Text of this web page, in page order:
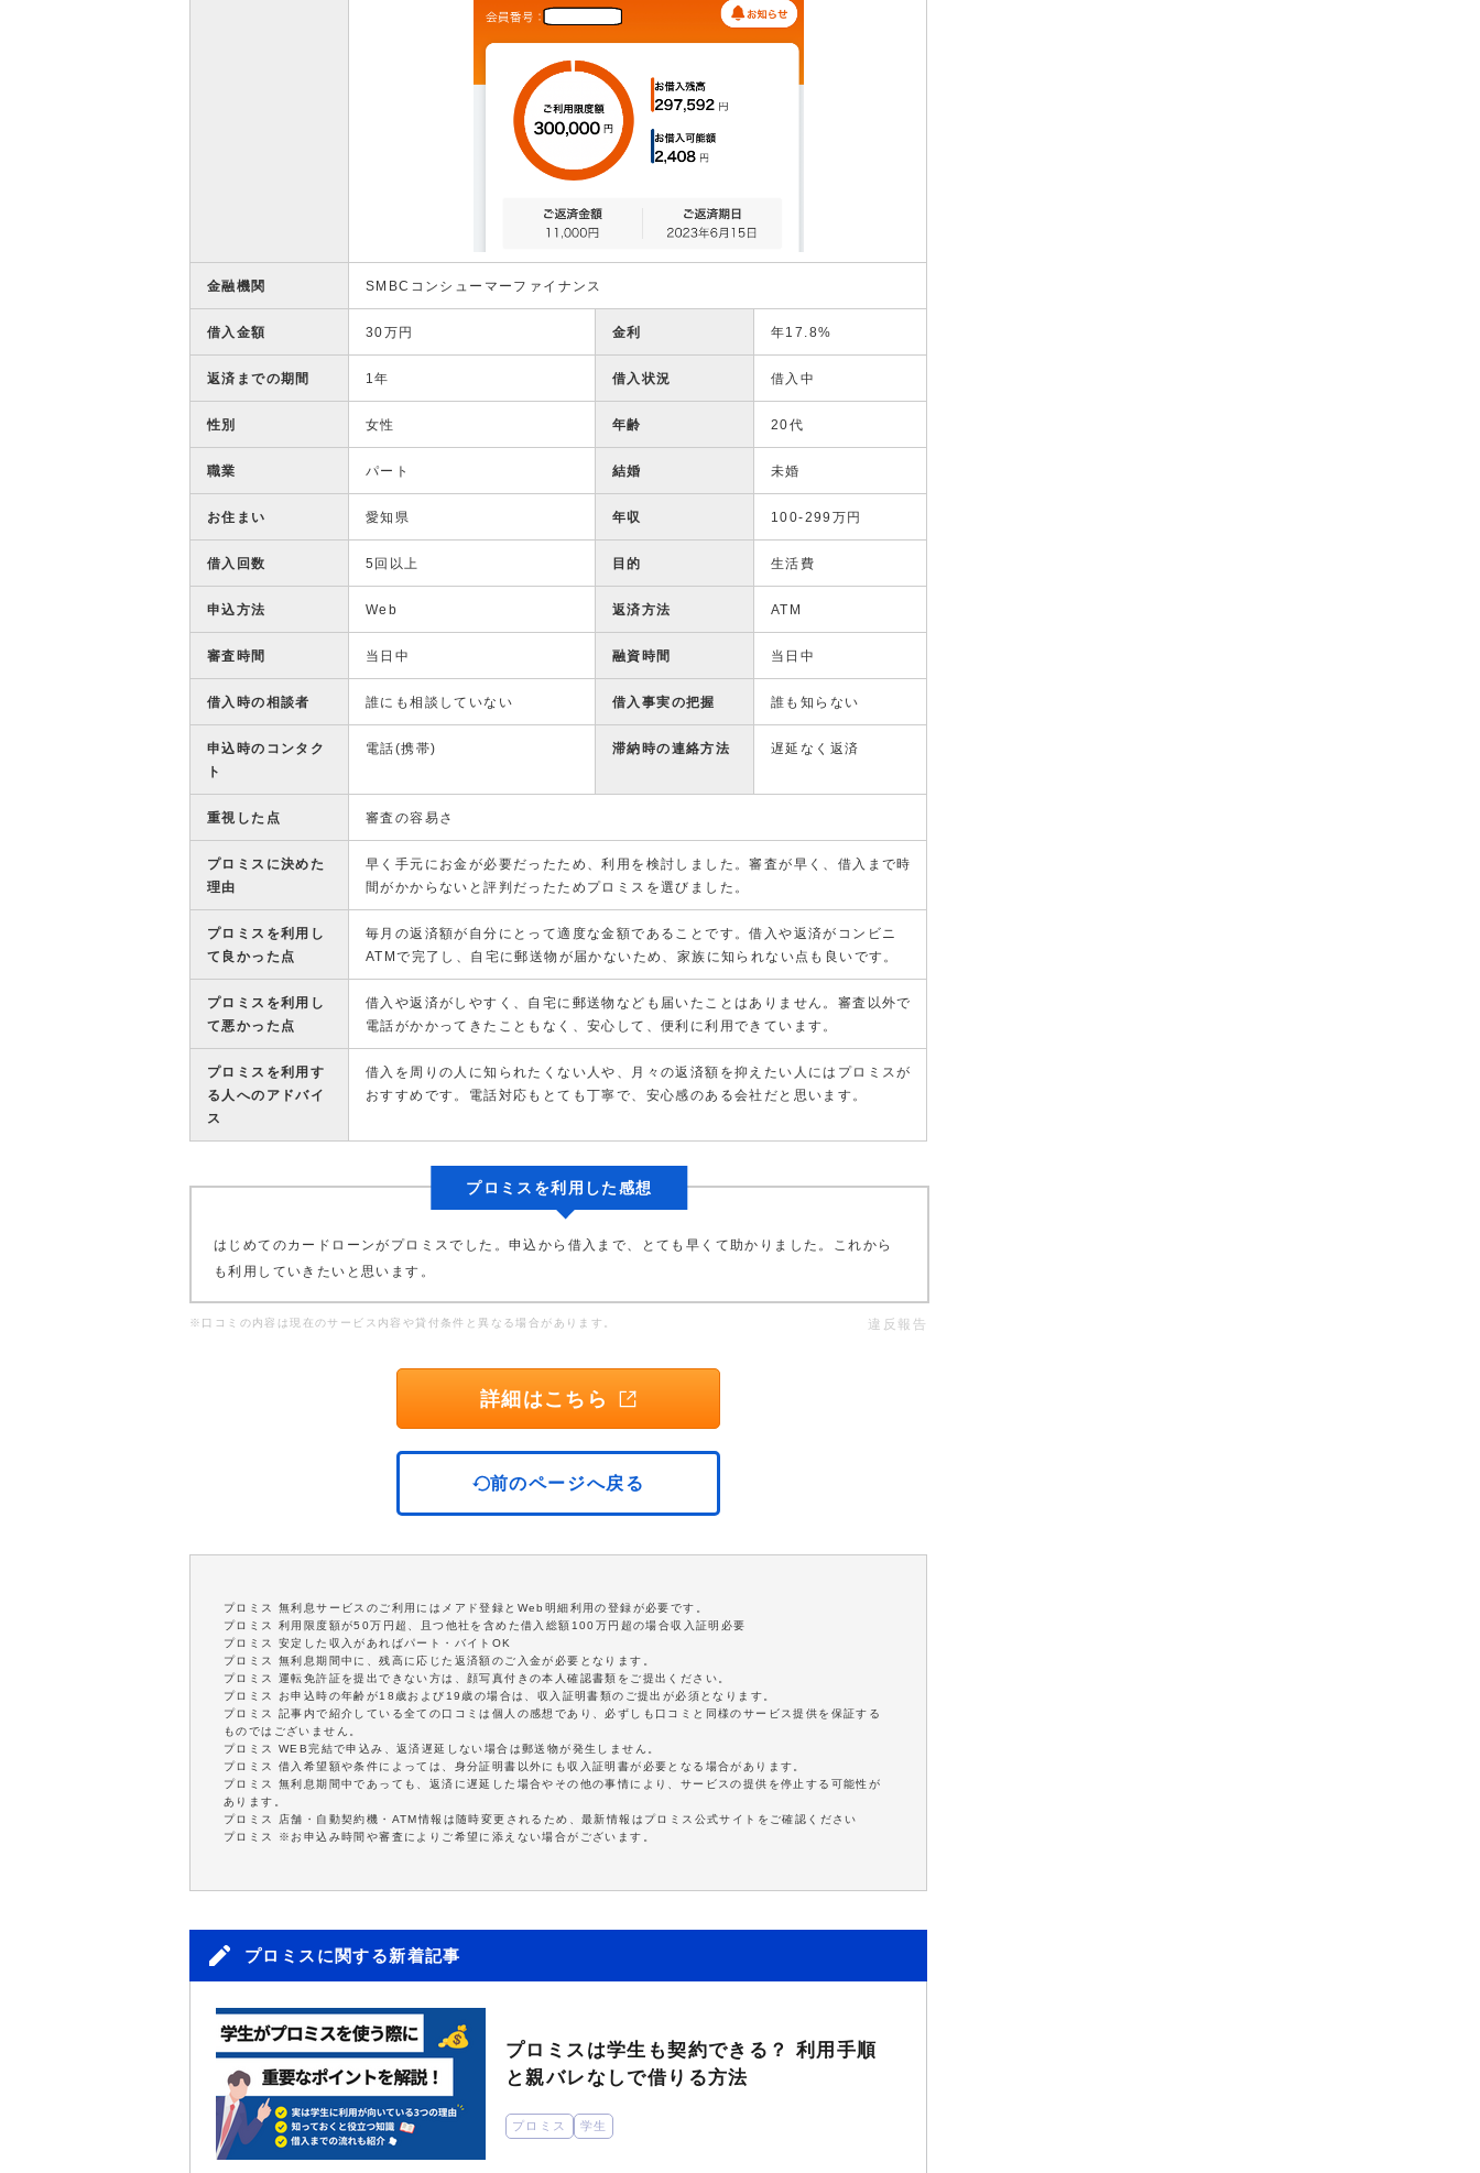
金融機関 SMBCコンシューマーファイナンス
借入金額 30万円 金利 年17.8%
返済までの期間 1年 借入状況 借入中
性別 女性 年齢 20代
職業 パート 結婚 未婚
お住まい 愛知県 年収 100-299万円
借入回数 5回以上 目的 生活費
申込方法 Web 返済方法 ATM
審査時間 当日中 融資時間 当日中
借入時の相談者 誰にも相談していない 借入事実の把握 誰も知らない
申込時のコンタク
ト
電話(携帯) 滞納時の連絡方法 遅延なく返済
重視した点 審査の容易さ
プロミスに決めた
理由
早く手元にお金が必要だったため、利用を検討しました。審査が早く、借入まで時
間がかからないと評判だったためプロミスを選びました。
プロミスを利用し
て良かった点
毎月の返済額が自分にとって適度な金額であることです。借入や返済がコンビニ
ATMで完了し、自宅に郵送物が届かないため、家族に知られない点も良いです。
プロミスを利用し
て悪かった点
借入や返済がしやすく、自宅に郵送物なども届いたことはありません。審査以外で
電話がかかってきたこともなく、安心して、便利に利用できています。
プロミスを利用す
る人へのアドバイ
ス
借入を周りの人に知られたくない人や、月々の返済額を抑えたい人にはプロミスが
おすすめです。電話対応もとても丁寧で、安心感のある会社だと思います。
プロミスを利用した感想
はじめてのカードローンがプロミスでした。申込から借入まで、とても早くて助かりました。これから
も利用していきたいと思います。
※口コミの内容は現在のサービス内容や貸付条件と異なる場合があります。 違反報告
詳細はこちら
前のページへ戻る
プロミス 無利息サービスのご利用にはメアド登録とWeb明細利用の登録が必要です。
プロミス 利用限度額が50万円超、且つ他社を含めた借入総額100万円超の場合収入証明必要
プロミス 安定した収入があればパート・バイトOK
プロミス 無利息期間中に、残高に応じた返済額のご入金が必要となります。
プロミス 運転免許証を提出できない方は、顔写真付きの本人確認書類をご提出ください。
プロミス お申込時の年齢が18歳および19歳の場合は、収入証明書類のご提出が必須となります。
プロミス 記事内で紹介している全ての口コミは個人の感想であり、必ずしも口コミと同様のサービス提供を保証する
ものではございません。
プロミス WEB完結で申込み、返済遅延しない場合は郵送物が発生しません。
プロミス 借入希望額や条件によっては、身分証明書以外にも収入証明書が必要となる場合があります。
プロミス 無利息期間中であっても、返済に遅延した場合やその他の事情により、サービスの提供を停止する可能性が
あります。
プロミス 店舗・自動契約機・ATM情報は随時変更されるため、最新情報はプロミス公式サイトをご確認ください
プロミス ※お申込み時間や審査によりご希望に添えない場合がございます。
プロミスに関する新着記事
プロミスは学生も契約できる？ 利用手順
と親バレなしで借りる方法
プロミス 学生